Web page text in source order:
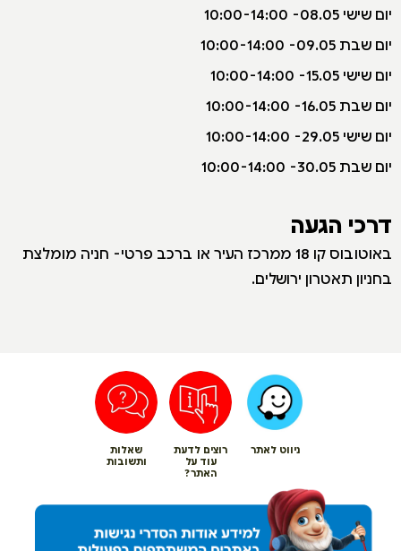
יום שישי 08.05- 10:00-14:00
יום שבת 09.05- 10:00-14:00
יום שישי 15.05- 10:00-14:00
יום שבת 16.05- 10:00-14:00
יום שישי 29.05- 10:00-14:00
יום שבת 30.05- 10:00-14:00
דרכי הגעה
באוטובוס קו 18 ממרכז העיר או ברכב פרטי- חניה מומלצת
בחניון תאטרון ירושלים.
ניווט לאתר
רוצים לדעת
עוד על
האתר?
שאלות
ותשובות